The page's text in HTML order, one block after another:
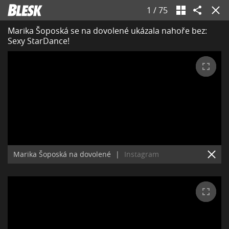
1 /75
Marika Šoposká se na dovolené ukázala nahoře bez:
Sexy StarDance!
Marika Šoposká na dovolené | Instagram